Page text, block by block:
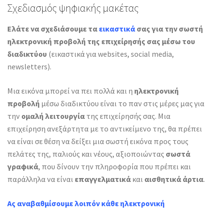
Σχεδιασμός ψηφιακής μακέτας
Ελάτε να σχεδιάσουμε τα εικαστικά σας για την σωστή
ηλεκτρονική προβολή της επιχείρησής σας μέσω του
διαδικτύου (εικαστικά για websites, social media,
newsletters).
Μια εικόνα μπορεί να πει πολλά και η ηλεκτρονική
προβολή μέσω διαδικτύου είναι το παν στις μέρες μας για
την ομαλή λειτουργία της επιχείρησής σας. Μια
επιχείρηση ανεξάρτητα με το αντικείμενο της, θα πρέπει
να είναι σε θέση να δείξει μια σωστή εικόνα προς τους
πελάτες της, παλιούς και νέους, αξιοποιώντας σωστά
γραφικά, που δίνουν την πληροφορία που πρέπει και
παράλληλα να είναι επαγγελματικά και αισθητικά άρτια.
Ας αναβαθμίσουμε λοιπόν κάθε ηλεκτρονική